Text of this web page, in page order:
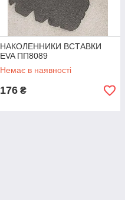
НАКОЛЕННИКИ ВСТАВКИ
EVA ПП8089
Немає в наявності
176 ₴